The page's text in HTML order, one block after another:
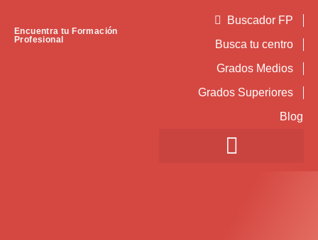
Encuentra tu Formación
Profesional
Buscador FP
Busca tu centro
Grados Medios
Grados Superiores
Blog